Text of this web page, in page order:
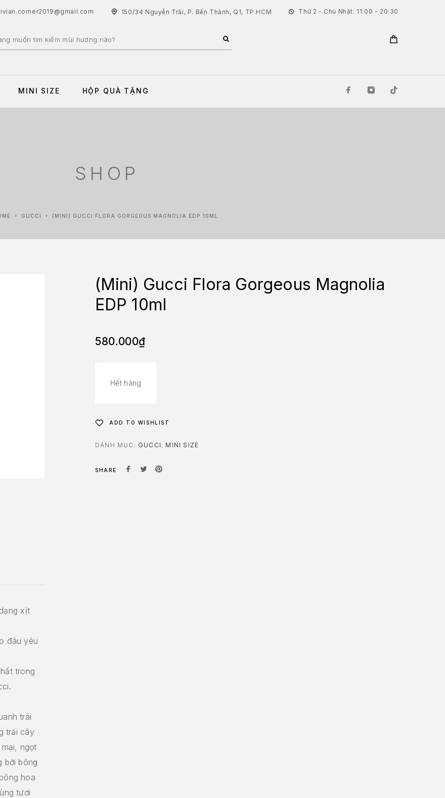
150/34 Nguyễn Trãi, P. Bến Thành, Q1, TP.HCM Thứ 2 - Chủ Nhật: 11:00 - 20:30
MINI SIZE HỘP QUÀ TẶNG
SHOP
GUCCI (MINI) GUCCI FLORA GORGEOUS MAGNOLIA EDP 10ML
xịt
đâu yêu
trong
trái
trái cây
ngọt
bởi bông
hoa
tươi
(Mini) Gucci Flora Gorgeous Magnolia
EDP 10ml
580.000₫
Hết hàng
ADD TO WISHLIST
DANH MỤC: GUCCI MINI SIZE
SHARE